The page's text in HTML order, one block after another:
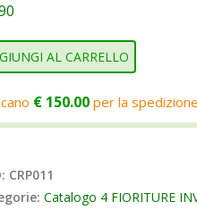
AL CARRELLO
€150.00per la
CRP011
Catalogo 4 FIORITURE